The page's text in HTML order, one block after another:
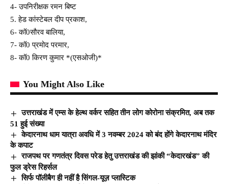
4- उपनिरीक्षक रमन बिष्ट
5. हेड कांस्टेबल दीप प्रकाश,
6- कॉ0सौरव बालिया,
7- कॉ0 प्रमोद परमार,
8- कॉ0 किरण कुमार *(एसओजी)*
You Might Also Like
उत्तराखंड में एम्स के हेल्थ वर्कर सहित तीन लोग कोरोना संक्रमित, अब तक
51 हुई संख्या
केदारनाथ धाम यात्रा अवधि में 3 नवम्बर 2024 को बंद होंगे केदारनाथ मंदिर
के कपाट
राजपथ पर गणतंत्र दिवस परेड हेतु उत्तराखंड की झांकी “केदारखंड” की
फुल ड्रेस रिहर्सल
सिर्फ पॉलीबैग ही नहीं है सिंगल-यूज़ प्लास्टिक